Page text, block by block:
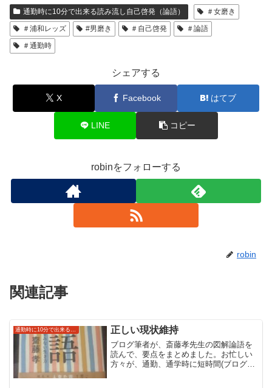
通勤時に10分で出来る読み流し自己啓発（論語）
＃女磨き
＃浦和レッズ
#男磨き ＃自己啓発
＃論語
＃通勤時
シェアする
X Facebook はてブ
LINE コピー
robinをフォローする
robin
関連記事
正しい現状維持
ブログ筆者が、斎藤孝先生の図解論語を
読んで、要点をまとめました。お忙しい
方々が、通勤、通学時に短時間(ブログ上